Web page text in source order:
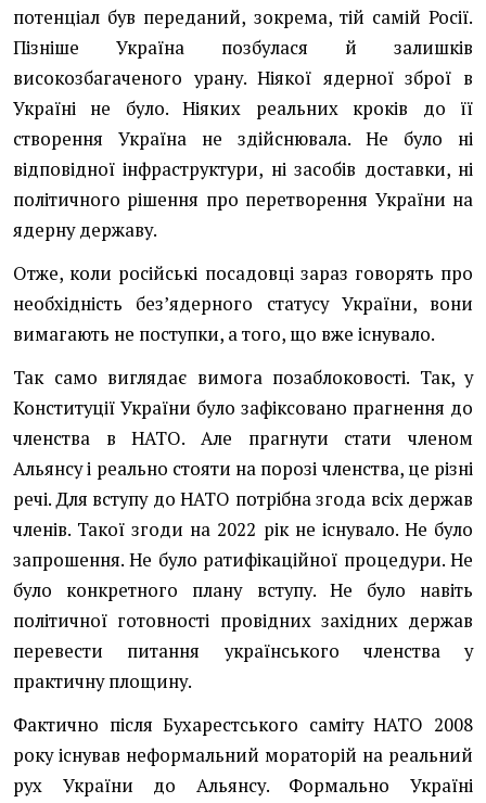
потенціал був переданий, зокрема, тій самій Росії.
Пізніше Україна позбулася й залишків
високозбагаченого урану. Ніякої ядерної зброї в
Україні не було. Ніяких реальних кроків до її
створення Україна не здійснювала. Не було ні
відповідної інфраструктури, ні засобів доставки, ні
політичного рішення про перетворення України на
ядерну державу.
Отже, коли російські посадовці зараз говорять про
необхідність без’ядерного статусу України, вони
вимагають не поступки, а того, що вже існувало.
Так само виглядає вимога позаблоковості. Так, у
Конституції України було зафіксовано прагнення до
членства в НАТО. Але прагнути стати членом
Альянсу і реально стояти на порозі членства, це різні
речі. Для вступу до НАТО потрібна згода всіх держав
членів. Такої згоди на 2022 рік не існувало. Не було
запрошення. Не було ратифікаційної процедури. Не
було конкретного плану вступу. Не було навіть
політичної готовності провідних західних держав
перевести питання українського членства у
практичну площину.
Фактично після Бухарестського саміту НАТО 2008
року існував неформальний мораторій на реальний
рух України до Альянсу. Формально Україні